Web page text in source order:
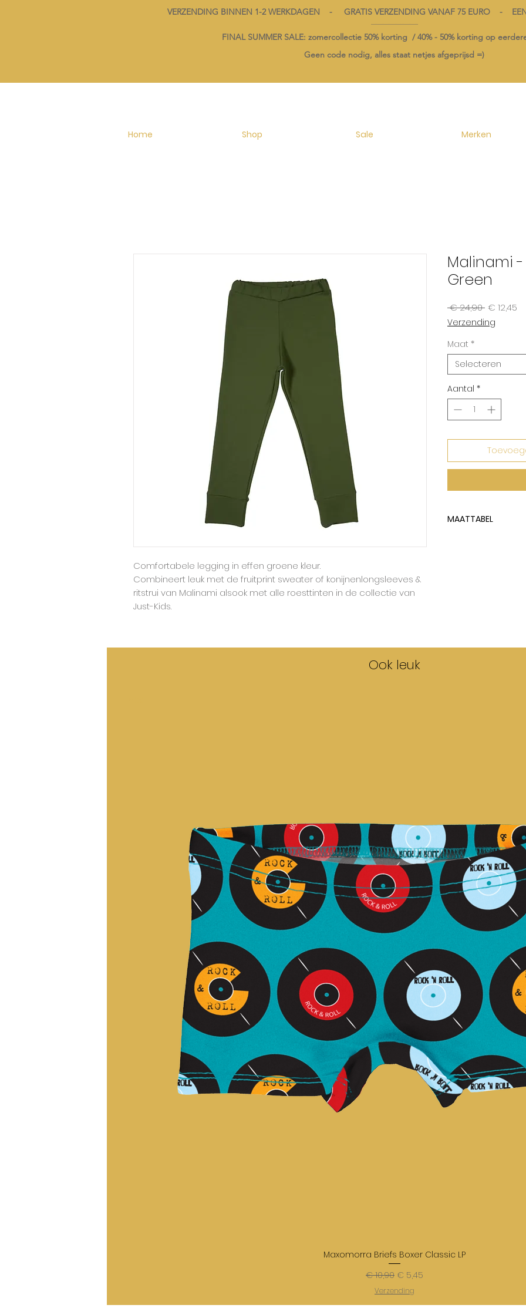
VERZENDING BINNEN 1-2 WERKDAGEN - GRATIS VERZENDING VANAF 75 EURO -
----------------------------------------
FINAL SUMMER SALE: zomercollectie 50% korting /40% - 50% korting op
Geen code nodig, alles staat netjes afgeprijsd =)
Home Shop Sale Merken
Comfortabele legging in effen groene kleur.
Combineert leuk met de fruitprint sweater of konijnenlongsleeves &
ritstrui van Malinami alsook met alle roesttinten in de collectie van
Just-Kids.
Malinami
Green
€ 24,90 Normale
€ 12,45
Verzending
Maat *
Selecteren
Aantal *
MAATTABEL
Ook leuk
Maxomorra Briefs Boxer Classic LP
Normale prijs
€ 10,90 Verkoopprijs
€ 5,45
Verzending